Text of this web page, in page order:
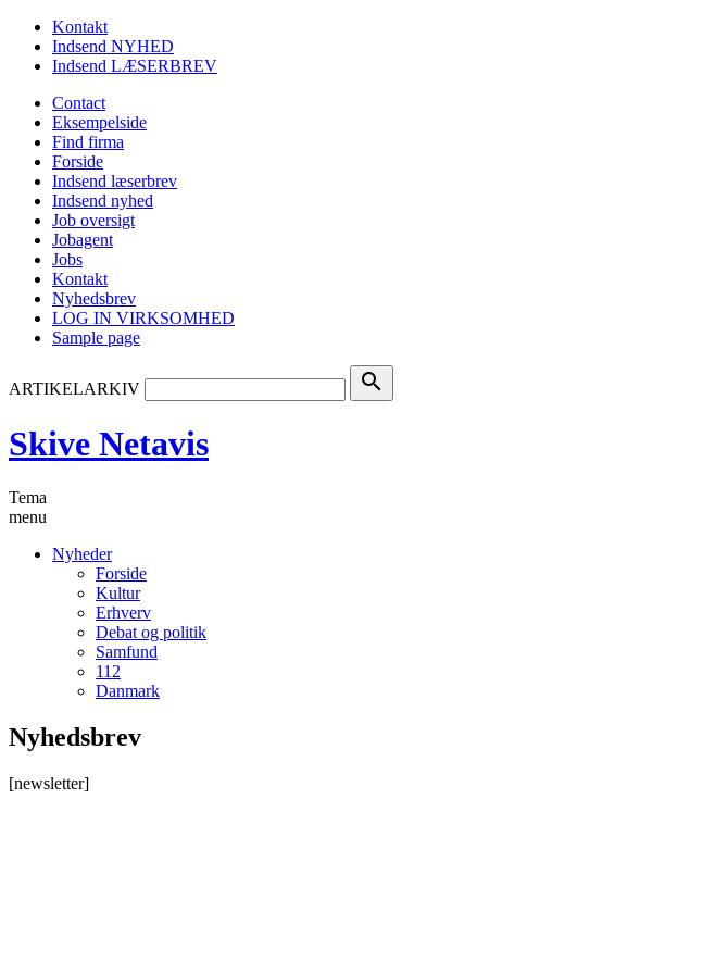
Kontakt
Indsend NYHED
Indsend LÆSERBREV
Contact
Eksempelside
Find firma
Forside
Indsend læserbrev
Indsend nyhed
Job oversigt
Jobagent
Jobs
Kontakt
Nyhedsbrev
LOG IN VIRKSOMHED
Sample page
ARTIKELARKIV search
Skive Netavis
Tema
menu
Nyheder
Forside
Kultur
Erhverv
Debat og politik
Samfund
112
Danmark
Nyhedsbrev
[newsletter]